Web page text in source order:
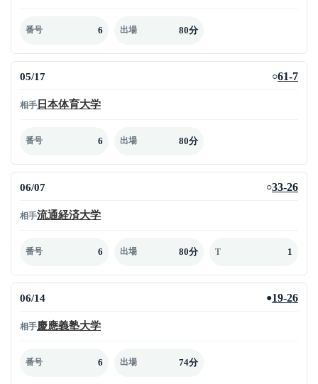
番号 6 出場 80分
05/17 ○61-7
相手 日本体育大学
番号 6 出場 80分
06/07 ○33-26
相手流通経済大学
番号 6 出場 80分 T 1
06/14 ●19-26
相手慶應義塾大学
番号 6 出場 74分